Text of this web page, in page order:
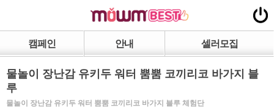
캠페인 안내 셀러모집
물놀이 장난감 유키두 워터 뿜뿜 코끼리코 바가지 블
루
물놀이 장난감 유키두 워터 뿜뿜 코끼리코 바가지 블루 체험단